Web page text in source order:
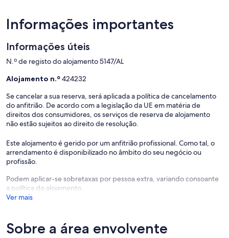
Informações importantes
Informações úteis
N.º de registo do alojamento 5147/AL
Alojamento n.º424232
Se cancelar a sua reserva, será aplicada a política de cancelamento
do anfitrião. De acordo com a legislação da UE em matéria de
direitos dos consumidores, os serviços de reserva de alojamento
não estão sujeitos ao direito de resolução.
Este alojamento é gerido por um anfitrião profissional. Como tal, o
arrendamento é disponibilizado no âmbito do seu negócio ou
profissão.
Podem aplicar-se sobretaxas por pessoa extra, variando consoante
a política do alojamento.
Ver mais
Sobre a área envolvente